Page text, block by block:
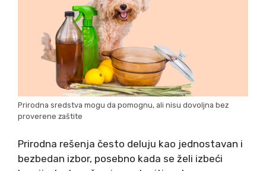
Prirodna sredstva mogu da pomognu, ali nisu dovoljna bez
proverene zaštite
Prirodna rešenja često deluju kao jednostavan i
bezbedan izbor, posebno kada se želi izbeći